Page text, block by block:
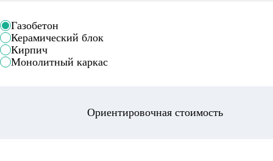
Газобетон
Керамический блок
Кирпич
Монолитный каркас
Ориентировочная стоимость